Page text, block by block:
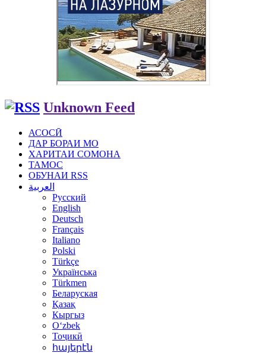
Unknown Feed
АСОСӢ
ДАР БОРАИ МО
ХАРИТАИ СОМОНА
ТАМОС
ОБУНАИ RSS
العربية
Русский
English
Deutsch
Français
Italiano
Polski
Türkçe
Українська
Türkmen
Беларуская
Қазақ
Кыргыз
Oʻzbek
Тоҷикӣ
հայերէն